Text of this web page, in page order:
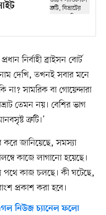
নির্বাহী ব্রাইসন বোর্ট
দেখি, তখনই সবার মনে
না? সামরিক বা গোয়েন্দারা
তেমন নয়। বেশির ভাগ
ত্রুটি।’
করে জানিয়েছে, সমস্যা
কাজে লাগানো হয়েছে।
পথে কাজ চলছে। কী ঘটেছে,
প্রকাশ করা হবে।
নিউজ চ্যানেল ফলো